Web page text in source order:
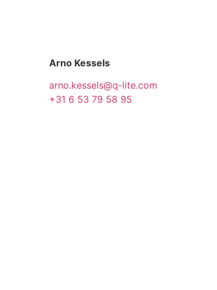
Arno Kessels
arno.kessels@q-lite.com
+31 6 53 79 58 95